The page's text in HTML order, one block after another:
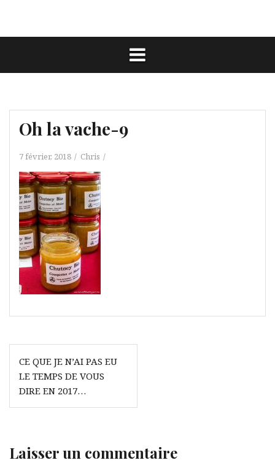
Oh la vache-9
7 février, 2018 Chris
Navigation
de
l’article
CE QUE JE N’AI PAS EU
LE TEMPS DE VOUS
DIRE EN 2017…
Laisser un commentaire